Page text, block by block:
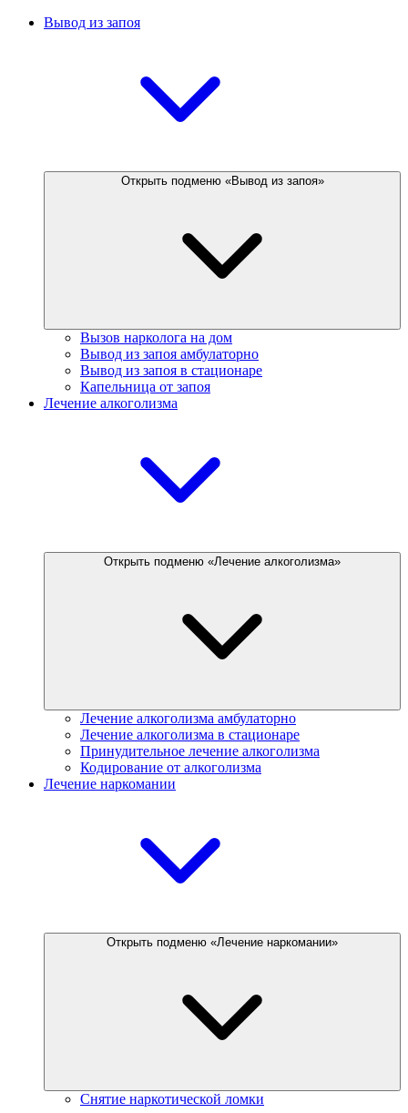
Вывод из запоя
Открыть подменю «Вывод из запоя»
Вызов нарколога на дом
Вывод из запоя амбулаторно
Вывод из запоя в стационаре
Капельница от запоя
Лечение алкоголизма
Открыть подменю «Лечение алкоголизма»
Лечение алкоголизма амбулаторно
Лечение алкоголизма в стационаре
Принудительное лечение алкоголизма
Кодирование от алкоголизма
Лечение наркомании
Открыть подменю «Лечение наркомании»
Снятие наркотической ломки